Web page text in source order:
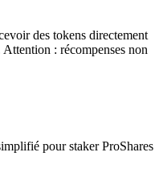
des tokens directement
: récompenses non
pour staker ProShares